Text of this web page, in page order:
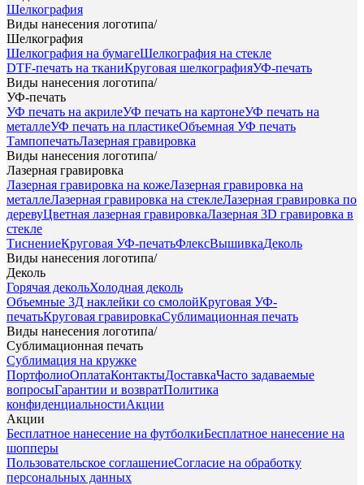
Шелкография
Виды нанесения логотипа/
Шелкография
Шелкография на бумагеШелкография на стекле
DTF-печать на тканиКруговая шелкографияУФ-печать
Виды нанесения логотипа/
УФ-печать
УФ печать на акрилеУФ печать на картонеУФ печать на
металлеУФ печать на пластикеОбъемная УФ печать
ТампопечатьЛазерная гравировка
Виды нанесения логотипа/
Лазерная гравировка
Лазерная гравировка на кожеЛазерная гравировка на
металлеЛазерная гравировка на стеклеЛазерная гравировка по
деревуЦветная лазерная гравировкаЛазерная 3D гравировка в
стекле
ТиснениеКруговая УФ-печатьФлексВышивкаДеколь
Виды нанесения логотипа/
Деколь
Горячая декольХолодная деколь
Объемные 3Д наклейки со смолойКруговая УФ-
печатьКруговая гравировкаСублимационная печать
Виды нанесения логотипа/
Сублимационная печать
Сублимация на кружке
ПортфолиоОплатаКонтактыДоставкаЧасто задаваемые
вопросыГарантии и возвратПолитика
конфиденциальностиАкции
Акции
Бесплатное нанесение на футболкиБесплатное нанесение на
шопперы
Пользовательское соглашениеСогласие на обработку
персональных данных